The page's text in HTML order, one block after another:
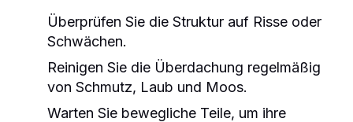
Überprüfen Sie die Struktur auf Risse oder
Schwächen.
Reinigen Sie die Überdachung regelmäßig
von Schmutz, Laub und Moos.
Warten Sie bewegliche Teile, um ihre